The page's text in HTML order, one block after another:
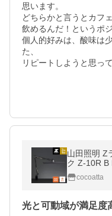
思います。
どちらかと言うとカフ
飲めるんだ！というポ
個人的好みは、酸味は
た、
リピートしようと思っ
山田照明 Z
ク Z-10R B
調光 目に
ムライト
cocoatta
光と可動域が満足度